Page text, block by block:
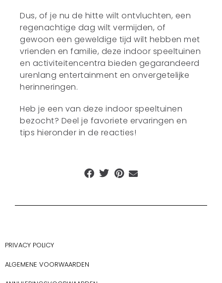
Dus, of je nu de hitte wilt ontvluchten, een
regenachtige dag wilt vermijden, of
gewoon een geweldige tijd wilt hebben met
vrienden en familie, deze indoor speeltuinen
en activiteitencentra bieden gegarandeerd
urenlang entertainment en onvergetelijke
herinneringen.
Heb je een van deze indoor speeltuinen
bezocht? Deel je favoriete ervaringen en
tips hieronder in de reacties!
PRIVACY POLICY
ALGEMENE VOORWAARDEN